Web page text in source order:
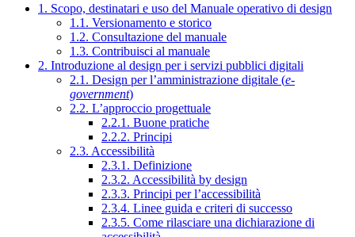
1. Scopo, destinatari e uso del Manuale operativo di design
1.1. Versionamento e storico
1.2. Consultazione del manuale
1.3. Contribuisci al manuale
2. Introduzione al design per i servizi pubblici digitali
2.1. Design per l’amministrazione digitale (e-
government)
2.2. L’approccio progettuale
2.2.1. Buone pratiche
2.2.2. Principi
2.3. Accessibilità
2.3.1. Definizione
2.3.2. Accessibilità by design
2.3.3. Principi per l’accessibilità
2.3.4. Linee guida e criteri di successo
2.3.5. Come rilasciare una dichiarazione di